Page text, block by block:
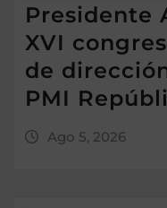
Presidente
XVI
de
PMI
Ago 5, 2026